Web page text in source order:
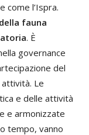
come l’Ispra.
fauna
. È
governance
del
Le
e delle attività
e armonizzate
tempo, vanno